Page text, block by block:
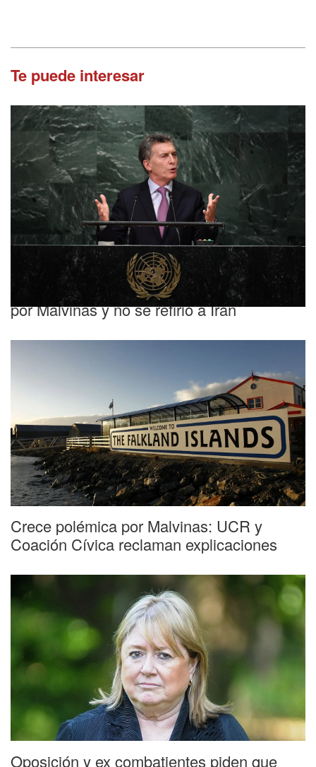
Te puede interesar
Macri en la ONU: tibio pedido de diálogo
por Malvinas y no se refirió a Irán
Crece polémica por Malvinas: UCR y
Coación Cívica reclaman explicaciones
Oposición y ex combatientes piden que